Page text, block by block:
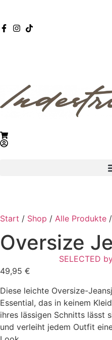
Start / Shop / Alle Produkte
Oversize
SELECTED
49,95 €
Diese leichte Oversize-
Essential, das in keinem
ihres lässigen Schnitts lässt
und verleiht jedem Outfit